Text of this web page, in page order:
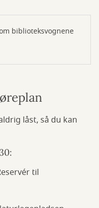
biblioteksvognene
låst, så du kan
til